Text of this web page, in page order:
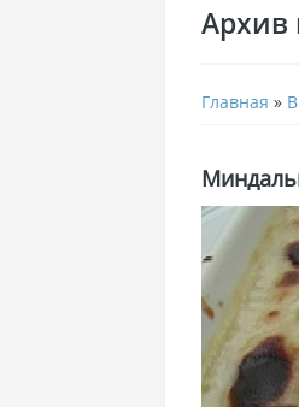
Архив
Главная »